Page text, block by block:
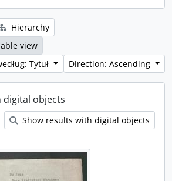
Hierarchy
view
Tytuł
Direction: Ascending
digital objects
Show results with digital objects